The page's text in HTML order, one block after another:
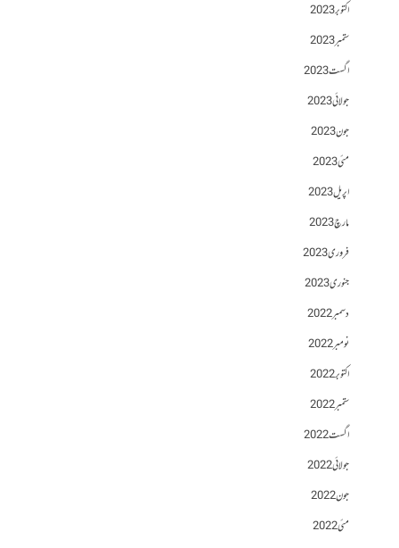
اکتوبر 2023
ستمبر 2023
اگست 2023
جولائی 2023
جون 2023
مئی 2023
اپریل 2023
مارچ 2023
فروری 2023
جنوری 2023
دسمبر 2022
نومبر 2022
اکتوبر 2022
ستمبر 2022
اگست 2022
جولائی 2022
جون 2022
مئی 2022